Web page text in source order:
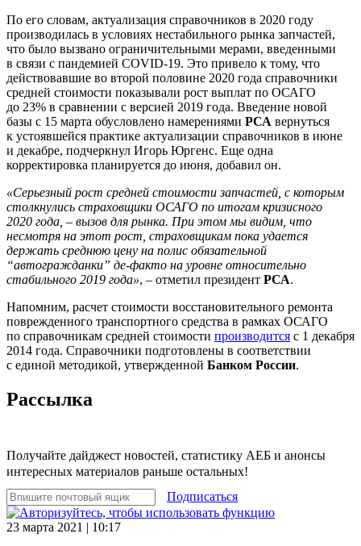
По его словам, актуализация справочников в 2020 году
производилась в условиях нестабильного рынка запчастей,
что было вызвано ограничительными мерами, введенными
в связи с пандемией COVID-19. Это привело к тому, что
действовавшие во второй половине 2020 года справочники
средней стоимости показывали рост выплат по ОСАГО
до 23% в сравнении с версией 2019 года. Введение новой
базы с 15 марта обусловлено намерениями РСА вернуться
к устоявшейся практике актуализации справочников в июне
и декабре, подчеркнул Игорь Юргенс. Еще одна
корректировка планируется до июня, добавил он.
«Серьезный рост средней стоимости запчастей, с которым
столкнулись страховщики ОСАГО по итогам кризисного
2020 года, – вызов для рынка. При этом мы видим, что
несмотря на этот рост, страховщикам пока удается
держать среднюю цену на полис обязательной
“автогражданки” де-факто на уровне относительно
стабильного 2019 года», – отметил президент РСА.
Напомним, расчет стоимости восстановительного ремонта
поврежденного транспортного средства в рамках ОСАГО
по справочникам средней стоимости производится с 1 декабря
2014 года. Справочники подготовлены в соответствии
с единой методикой, утвержденной Банком России.
Рассылка
Получайте дайджест новостей, статистику АЕБ и анонсы
интересных материалов раньше остальных!
Подписаться
23 марта 2021 | 10:17